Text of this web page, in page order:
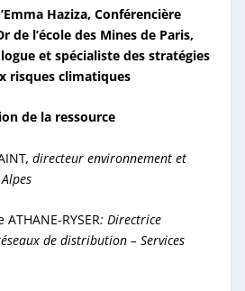
Haziza, Conférencière
de l’école des Mines de Paris,
et spécialiste des stratégies
risques climatiques
de la ressource
, directeur environnement et
RYSER: Directrice
de distribution – Services